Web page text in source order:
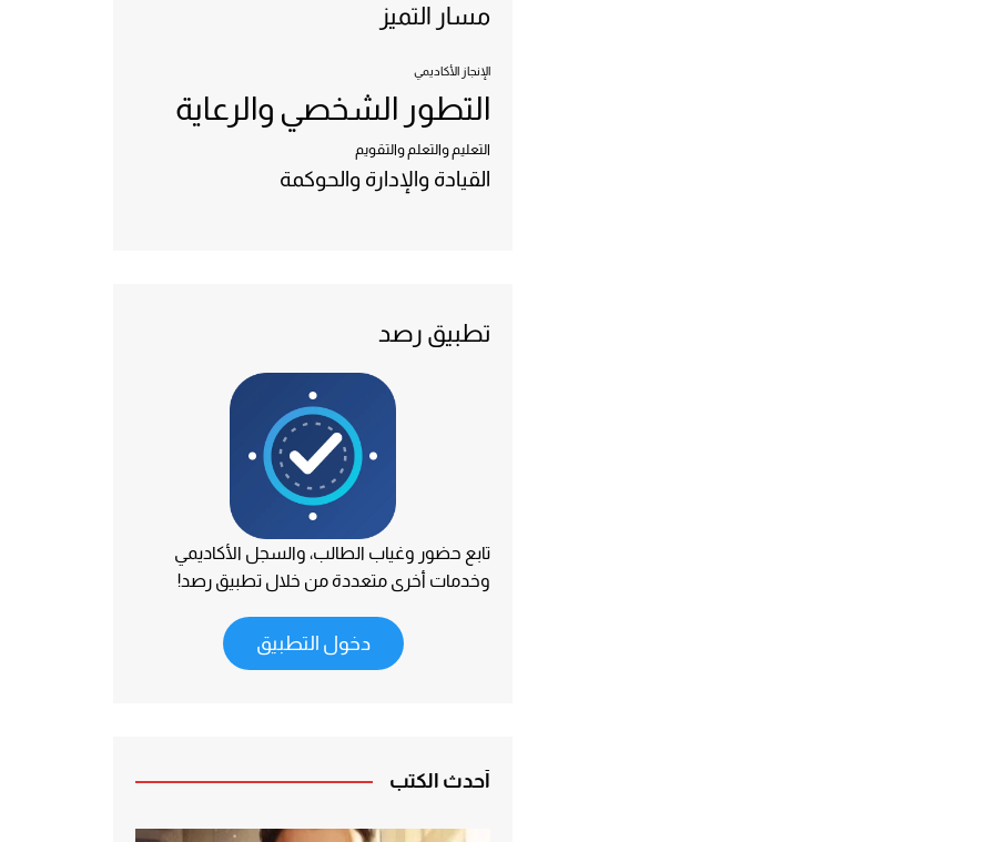
مسار التميز
الإنجاز الأكاديمي
التطور الشخصي والرعاية
التعليم والتعلم والتقويم
القيادة والإدارة والحوكمة
تطبيق رصد
تابع حضور وغياب الطالب، والسجل الأكاديمي
وخدمات أخرى متعددة من خلال تطبيق رصد!
دخول التطبيق
أحدث الكتب